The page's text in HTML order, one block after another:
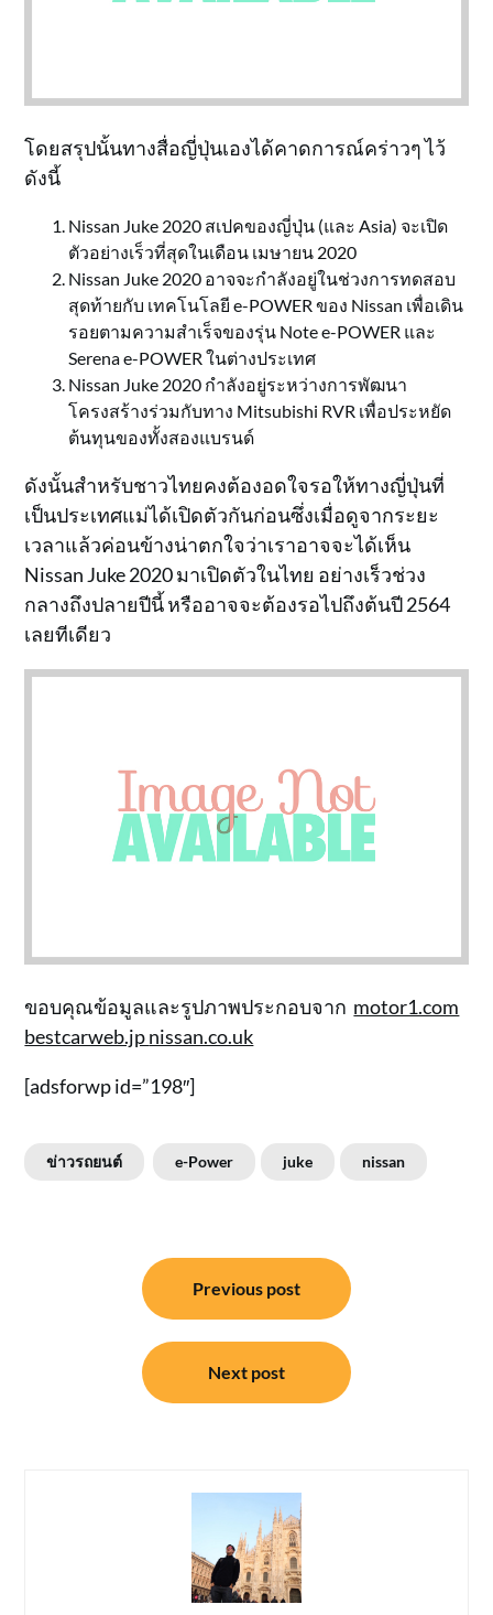
โดยสรุปนั้นทางสื่อญี่ปุ่นเองได้คาดการณ์คร่าวๆ ไว้
ดังนี้
Nissan Juke 2020 สเปคของญี่ปุ่น (และ Asia) จะเปิด
ตัวอย่างเร็วที่สุดในเดือน เมษายน 2020
Nissan Juke 2020 อาจจะกำลังอยู่ในช่วงการทดสอบ
สุดท้ายกับ เทคโนโลยี e-POWER ของ Nissan เพื่อเดิน
รอยตามความสำเร็จของรุ่น Note e-POWER และ
Serena e-POWER ในต่างประเทศ
Nissan Juke 2020 กำลังอยู่ระหว่างการพัฒนา
โครงสร้างร่วมกับทาง Mitsubishi RVR เพื่อประหยัด
ต้นทุนของทั้งสองแบรนด์
ดังนั้นสำหรับชาวไทยคงต้องอดใจรอให้ทางญี่ปุ่นที่
เป็นประเทศแม่ได้เปิดตัวกันก่อนซึ่งเมื่อดูจากระยะ
เวลาแล้วค่อนข้างน่าตกใจว่าเราอาจจะได้เห็น
Nissan Juke 2020 มาเปิดตัวในไทย อย่างเร็วช่วง
กลางถึงปลายปีนี้ หรืออาจจะต้องรอไปถึงต้นปี 2564
เลยทีเดียว
ขอบคุณข้อมูลและรูปภาพประกอบจาก motor1.com
bestcarweb.jpnissan.co.uk
[adsforwp id=”198″]
ข่าวรถยนต์ e-Power juke nissan
Previous post
Next post